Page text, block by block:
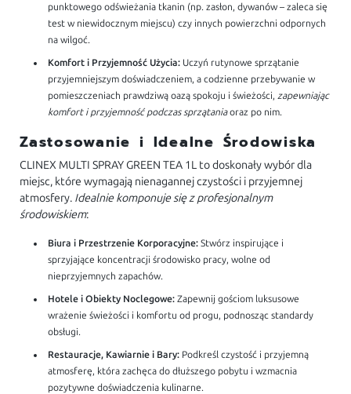
punktowego odświeżania tkanin (np. zasłon, dywanów – zaleca się
test w niewidocznym miejscu) czy innych powierzchni odpornych
na wilgoć.
Komfort i Przyjemność Użycia: Uczyń rutynowe sprzątanie
przyjemniejszym doświadczeniem, a codzienne przebywanie w
pomieszczeniach prawdziwą oazą spokoju i świeżości,zapewniając
komfort i przyjemność podczas sprzątaniaoraz po nim.
Zastosowanie i Idealne Środowiska
CLINEX MULTI SPRAY GREEN TEA 1L to doskonały wybór dla
miejsc, które wymagają nienagannej czystości i przyjemnej
atmosfery. Idealnie komponuje się z profesjonalnym
środowiskiem:
Biura i Przestrzenie Korporacyjne: Stwórz inspirujące i
sprzyjające koncentracji środowisko pracy, wolne od
nieprzyjemnych zapachów.
Hotele i Obiekty Noclegowe: Zapewnij gościom luksusowe
wrażenie świeżości i komfortu od progu, podnosząc standardy
obsługi.
Restauracje, Kawiarnie i Bary: Podkreśl czystość i przyjemną
atmosferę, która zachęca do dłuższego pobytu i wzmacnia
pozytywne doświadczenia kulinarne.